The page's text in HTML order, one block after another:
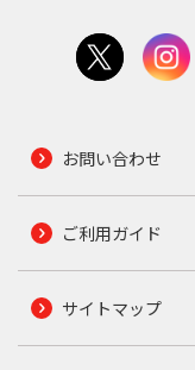
お問い合わせ
ご利用ガイド
サイトマップ